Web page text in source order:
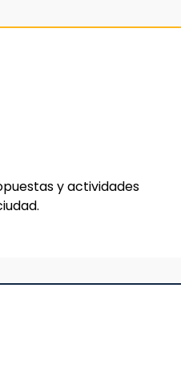
y actividades